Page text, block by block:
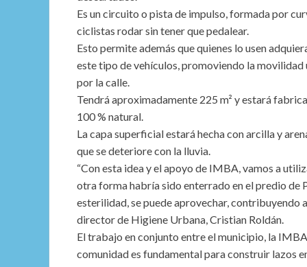
Es un circuito o pista de impulso, formada por
ciclistas rodar sin tener que pedalear.
Esto permite además que quienes lo usen
este tipo de vehículos, promoviendo la
por la calle.
Tendrá aproximadamente 225 m² y estará
100 % natural.
La capa superficial estará hecha con arcilla y
que se deteriore con la lluvia.
“Con esta idea y el apoyo de IMBA, vamos a
otra forma habría sido enterrado en el predio de
esterilidad, se puede aprovechar, contribuyendo
director de Higiene Urbana, Cristian Roldán.
El trabajo en conjunto entre el municipio, la
comunidad es fundamental para construir lazos